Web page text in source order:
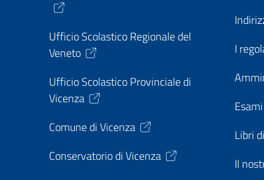
Ufficio Scolastico Regionale del
Veneto
Ufficio Scolastico Provinciale di
Vicenza
Comune di Vicenza
Conservatorio di Vicenza
I
Libri
Il